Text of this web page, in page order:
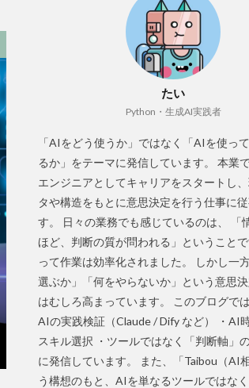
たい
Python・生成AI実践者
「AIをどう使うか」ではなく「AIを使っ
るか」をテーマに発信しています。 本業
エンジニアとしてキャリアをスタートし
タや構造をもとに意思決定を行う仕事に
す。 日々の業務でも感じているのは、 「
ほど、判断の質が問われる」ということ
って作業は効率化されました。 しかし一
選ぶか」「何をやらないか」という意思
はむしろ高まっています。 このブログで
AIの実践検証（Claude / Dify など） ・AI
スキル選択 ・ツールではなく「判断軸」
に発信しています。 また、「Taibou（AI
う構想のもと、AIを単なるツールではな